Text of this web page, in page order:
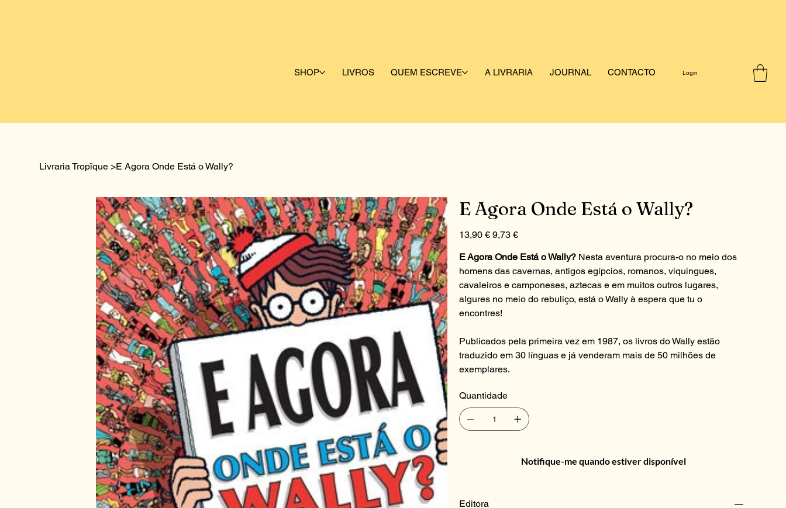
SHOP LIVROS QUEM ESCREVE A LIVRARIA JOURNAL CONTACTO Login
Livraria Tropïque >E Agora Onde Está o Wally?
E Agora Onde Está o Wally?
original
13,90 € promocional
9,73 €
E Agora Onde Está o Wally? Nesta aventura procura-o no meio dos
homens das cavernas, antigos egípcios, romanos, viquingues,
cavaleiros e camponeses, aztecas e em muitos outros lugares,
algures no meio do rebuliço, está o Wally à espera que tu o
encontres!
Publicados pela primeira vez em 1987, os livros do Wally estão
traduzido em 30 línguas e já venderam mais de 50 milhões de
exemplares.
Quantidade
Notifique-me quando estiver disponível
Editora